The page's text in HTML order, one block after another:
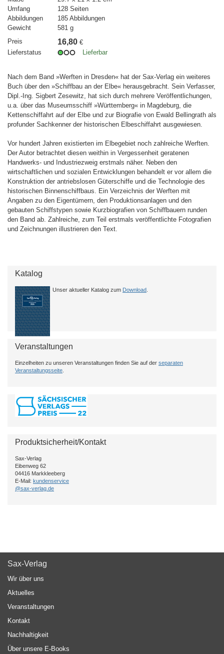
Umfang
128 Seiten
Abbildungen
185 Abbildungen
Gewicht
581 g
Preis
16,80 €
Lieferstatus
Lieferbar
Nach dem Band »Werften in Dresden« hat der Sax-Verlag ein weiteres
Buch über den »Schiffbau an der Elbe« herausgebracht. Sein Verfasser,
Dipl.-Ing. Sigbert Zesewitz, hat sich durch mehrere Veröffentlichungen,
u.a. über das Museumsschiff »Württemberg« in Magdeburg, die
Kettenschiffahrt auf der Elbe und zur Biografie von Ewald Bellingrath als
profunder Sachkenner der historischen Elbeschiffahrt ausgewiesen.
Vor hundert Jahren existierten im Elbegebiet noch zahlreiche Werften.
Der Autor betrachtet diesen weithin in Vergessenheit geratenen
Handwerks- und Industriezweig erstmals näher. Neben den
wirtschaftlichen und sozialen Entwicklungen behandelt er vor allem die
Konstruktion der antriebslosen Güterschiffe und die Technologie des
historischen Binnenschiffbaus. Ein Verzeichnis der Werften mit
Angaben zu den Eigentümern, den Produktionsanlagen und den
gebauten Schiffstypen sowie Kurzbiografien von Schiffbauern runden
den Band ab. Zahlreiche, zum Teil erstmals veröffentlichte Fotografien
und Zeichnungen illustrieren den Text.
Katalog
Unser aktueller Katalog zum Download
Veranstaltungen
Einzelheiten zu unseren Veranstaltungen finden Sie auf der separaten
Veranstaltungsseite
Produktsicherheit/Kontakt
Sax-Verlag
Eibenweg 62
04416 Markkleeberg
E-Mail: kundenservice
@sax-verlag.de
Sax-Verlag
Wir über uns
Aktuelles
Veranstaltungen
Kontakt
Nachhaltigkeit
Über unsere E-Books